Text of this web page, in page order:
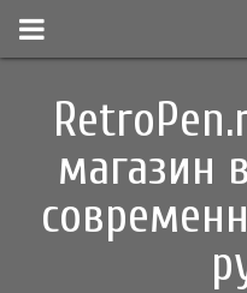
магазин